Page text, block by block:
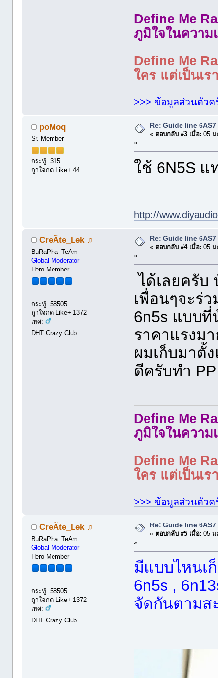
Define Me
ภูมิใจในความ
Define Me
ใคร แต่เป็นเ
>>> ข้อมูลส่วนตัวค
poMoq
Sr. Member
กระทู้: 315
ถูกใจกด Like+ 44
Re: Guide line
« ตอบกลับ #3 เมื่อ: 05 ม
»
ใช้ 6N5S แ
http://
CreÃte_Lek ♫
BuRaPha_TeAm
Global Moderator
Hero Member
กระทู้: 58505
ถูกใจกด Like+ 1372
เพศ:
DHT Crazy Club
Re: Guide line
« ตอบกลับ #4 เมื่อ: 05 ม
»
ได้เลยครับ
เพื่อนๆจะร่
6n5s แบบที่
ราคาแรงม
ผมเก็บมาตั้
ดีครับทำ
Define Me
ภูมิใจในความ
Define Me
ใคร แต่เป็นเ
>>> ข้อมูลส่วนตัวค
CreÃte_Lek ♫
BuRaPha_TeAm
Global Moderator
Hero Member
กระทู้: 58505
ถูกใจกด Like+ 1372
เพศ:
DHT Crazy Club
Re: Guide line
« ตอบกลับ #5 เมื่อ: 05 ม
»
มีแบบไหนเ
6n5s ,
จัดกันตามส